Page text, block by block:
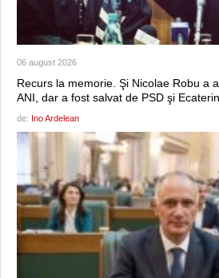
06 august 2026
Recurs la memorie. Şi Nicolae Robu a
ANI, dar a fost salvat de PSD şi
de: Ino Ardelean